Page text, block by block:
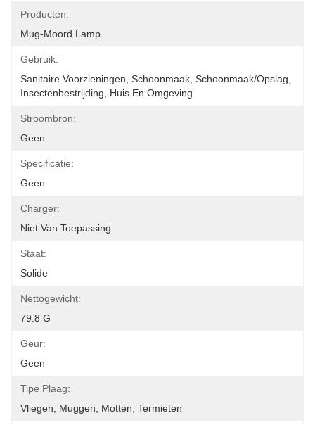
Producten:
Mug-Moord Lamp
Gebruik:
Sanitaire Voorzieningen, Schoonmaak, Schoonmaak/opslag,
Insectenbestrijding, Huis En Omgeving
Stroombron:
Geen
Specificatie:
Geen
Charger:
Niet Van Toepassing
Staat:
Solide
Nettogewicht:
79.8 G
Geur:
Geen
Tipe Plaag:
Vliegen, Muggen, Motten, Termieten